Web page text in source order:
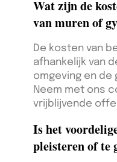
Wat zijn de
van muren of
De kosten van
afhankelijk van
omgeving en de
Neem met ons
vrijblijvende
Is het
pleisteren of te